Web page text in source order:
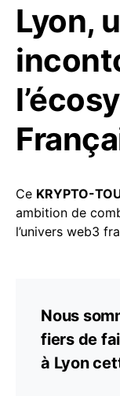
Lyon,
Ce KRYPTO-
ambition de
l’univers web3
Nous
fiers de
à Lyon